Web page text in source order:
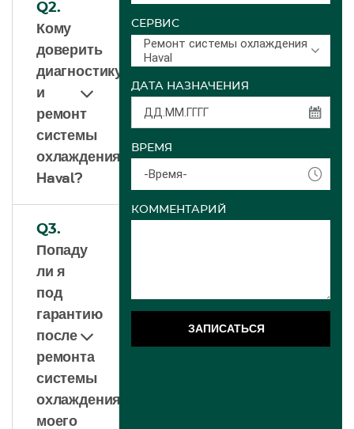
Q2.
Кому
доверить
диагностику
и
ремонт
системы
охлаждения
Haval?
Q3.
Попаду
ли я
под
гарантию
после
ремонта
системы
охлаждения
моего
СЕРВИС
Ремонт системы охлаждения
Haval
ДАТА НАЗНАЧЕНИЯ
ВРЕМЯ
-Время-
КОММЕНТАРИЙ
ЗАПИСАТЬСЯ